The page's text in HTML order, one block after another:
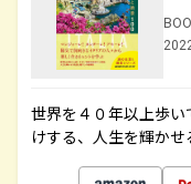
世界を４０年以上歩
けする、人生を輝か